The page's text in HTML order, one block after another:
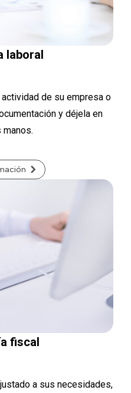
laboral
de su empresa o
y déjela en
manos.
fiscal
a sus necesidades,